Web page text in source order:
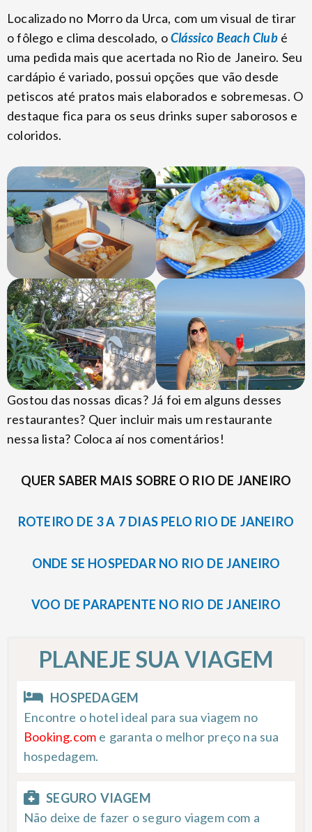
Localizado no Morro da Urca, com um visual de tirar
o fôlego e clima descolado, oClássico Beach Clubé
uma pedida mais que acertada no Rio de Janeiro. Seu
cardápio é variado, possui opções que vão desde
petiscos até pratos mais elaborados e sobremesas. O
destaque fica para os seus drinks super saborosos e
coloridos.
Gostou das nossas dicas? Já foi em alguns desses
restaurantes? Quer incluir mais um restaurante
nessa lista? Coloca aí nos comentários!
QUER SABER MAIS SOBRE O RIO DE JANEIRO
ROTEIRO DE 3 A 7 DIAS PELO RIO DE JANEIRO
ONDE SE HOSPEDAR NO RIO DE JANEIRO
VOO DE PARAPENTE NO RIO DE JANEIRO
PLANEJE SUA VIAGEM
HOSPEDAGEM
Encontre o hotel ideal para sua viagem no
Booking.com e garanta o melhor preço na sua
hospedagem.
SEGURO VIAGEM
Não deixe de fazer o seguro viagem com a